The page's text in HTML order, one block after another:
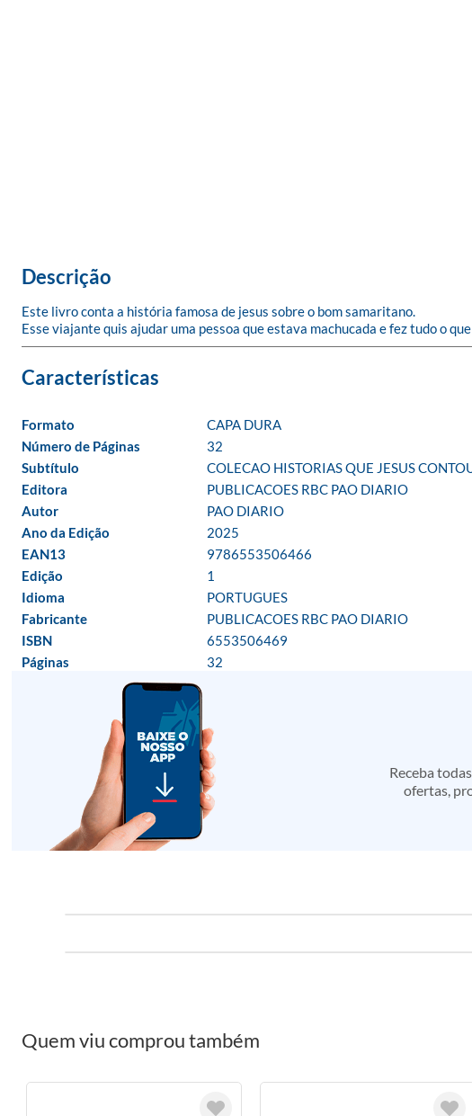
Descrição
Este livro conta a história famosa de jesus sobre o bom samaritano.
Esse viajante quis ajudar uma pessoa que estava machucada e fez tudo o
Formato
CAPA DURA
Número de Páginas
32
Subtítulo
COLECAO HISTORIAS QUE JESUS
Editora
PUBLICACOES RBC PAO DIARIO
Autor
PAO DIARIO
Ano da Edição
2025
EAN13
9786553506466
Edição
1
Idioma
PORTUGUES
Fabricante
PUBLICACOES RBC PAO DIARIO
ISBN
6553506469
Páginas
32
Receba
ofertas,
Quem viu comprou também